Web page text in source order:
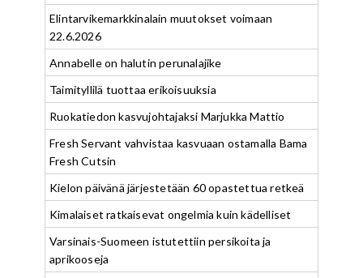
Elintarvikemarkkinalain muutokset voimaan
22.6.2026
Annabelle on halutin perunalajike
Taimityllilä tuottaa erikoisuuksia
Ruokatiedon kasvujohtajaksi Marjukka Mattio
Fresh Servant vahvistaa kasvuaan ostamalla Bama
Fresh Cutsin
Kielon päivänä järjestetään 60 opastettua retkeä
Kimalaiset ratkaisevat ongelmia kuin kädelliset
Varsinais-Suomeen istutettiin persikoita ja
aprikooseja